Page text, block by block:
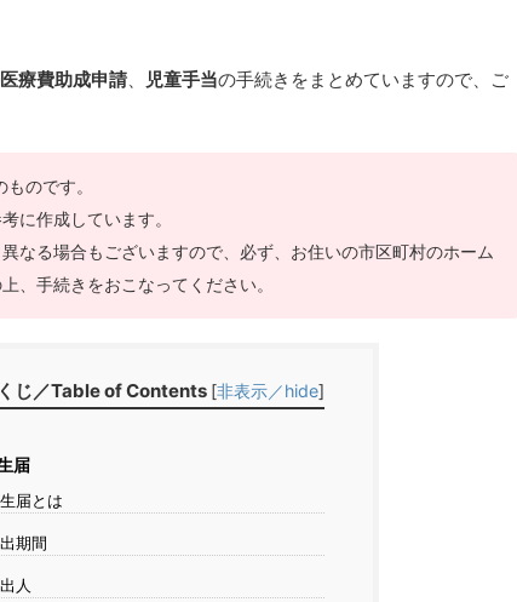
療費助成申請、 児童手当の手続きをまとめていますので、ご
のです。
に作成しています。
なる場合もございますので、必ず、お住いの市区町村のホーム
、手続きをおこなってください。
じ／Table of Contents [非表示／hide]
届
届とは
期間
人